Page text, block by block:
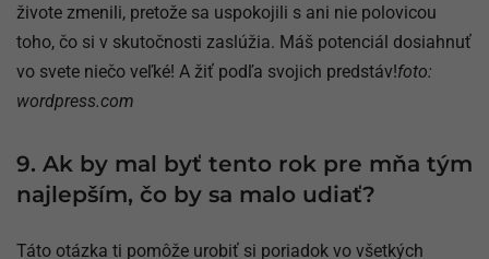
živote zmenili, pretože sa uspokojili s ani nie polovicou
toho, čo si v skutočnosti zaslúžia. Máš potenciál dosiahnuť
vo svete niečo veľké! A žiť podľa svojich predstáv!foto:
wordpress.com
9. Ak by mal byť tento rok pre mňa tým
najlepším, čo by sa malo udiať?
Táto otázka ti pomôže urobiť si poriadok vo všetkých